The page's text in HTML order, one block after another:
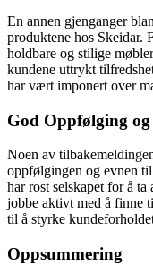
En annen gjenganger
produktene hos Skeidar.
holdbare og stilige
kundene uttrykt
har vært imponert over
God Oppfølging
Noen av
oppfølgingen og evnen
har rost selskapet for å
jobbe aktivt med å finne
til å styrke
Oppsummering